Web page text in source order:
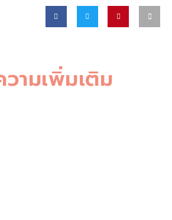
ามเพิ่มเติม